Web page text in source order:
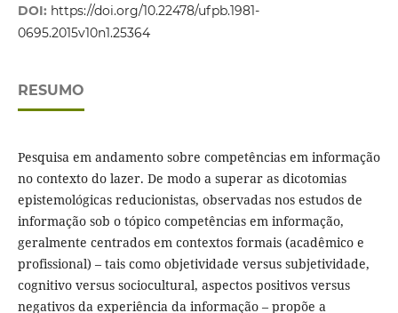
DOI: https://doi.org/10.22478/ufpb.1981-
0695.2015v10n1.25364
RESUMO
Pesquisa em andamento sobre competências em informação
no contexto do lazer. De modo a superar as dicotomias
epistemológicas reducionistas, observadas nos estudos de
informação sob o tópico competências em informação,
geralmente centrados em contextos formais (acadêmico e
profissional) – tais como objetividade versus subjetividade,
cognitivo versus sociocultural, aspectos positivos versus
negativos da experiência da informação – propõe a